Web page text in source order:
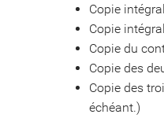
Copie
Copie
Copie du
Copie des
Copie des
échéant.)